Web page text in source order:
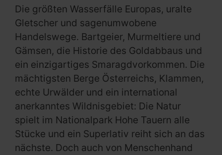
Die größten Wasserfälle Europas, uralte
Gletscher und sagenumwobene
Handelswege. Bartgeier, Murmeltiere und
Gämsen, die Historie des Goldabbaus und
ein einzigartiges Smaragdvorkommen. Die
mächtigsten Berge Österreichs, Klammen,
echte Urwälder und ein international
anerkanntes Wildnisgebiet: Die Natur
spielt im Nationalpark Hohe Tauern alle
Stücke und ein Superlativ reiht sich an das
nächste. Doch auch von Menschenhand